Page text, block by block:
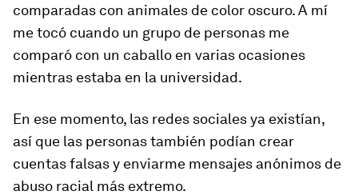
comparadas con animales de color oscuro. A mí
me tocó cuando un grupo de personas me
comparó con un caballo en varias ocasiones
mientras estaba en la universidad.
En ese momento, las redes sociales ya existían,
así que las personas también podían crear
cuentas falsas y enviarme mensajes anónimos de
abuso racial más extremo.